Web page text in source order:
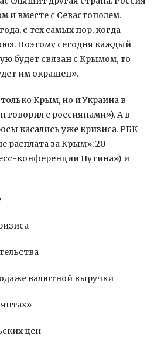
и вместе с Севастополем.
с тех самых пор, когда
Поэтому сегодня каждый
будет связан с Крымом, то
им окрашен».
Крым, но и Украина в
говорил с россиянами»). А в
касались уже кризиса. РБК
расплата за Крым»: 20
конференции Путина») и
валютной выручки
цен